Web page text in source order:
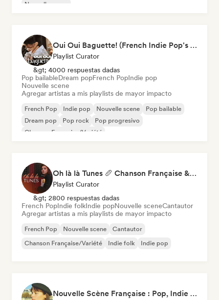
Nouvelle scene
Oui Oui Baguette! (French Indie Pop's Finest)
Playlist Curator
&gt; 4000 respuestas dadas
Pop bailableDream popFrench PopIndie pop
Nouvelle scene
Agregar artistas a mis playlists de mayor impacto
French Pop Indie pop Nouvelle scene
Pop bailable
Dream pop
Pop rock
Pop progresivo
Chanson Française/Variété
Oh là là Tunes 🥖 Chanson Française & Nouvelle Scène Française
Playlist Curator
&gt; 2800 respuestas dadas
French PopIndie folkIndie popNouvelle sceneCantautor
Agregar artistas a mis playlists de mayor impacto
French Pop Nouvelle scene
Cantautor
Chanson Française/Variété
Indie folk Indie pop
Nouvelle Scène Française : Pop, Indie & Chanson Émergente